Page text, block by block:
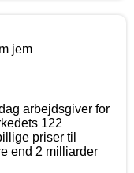
arbejdsgiver for
122
priser til
end 2 milliarder